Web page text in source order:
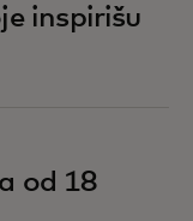
inspirišu
od 18